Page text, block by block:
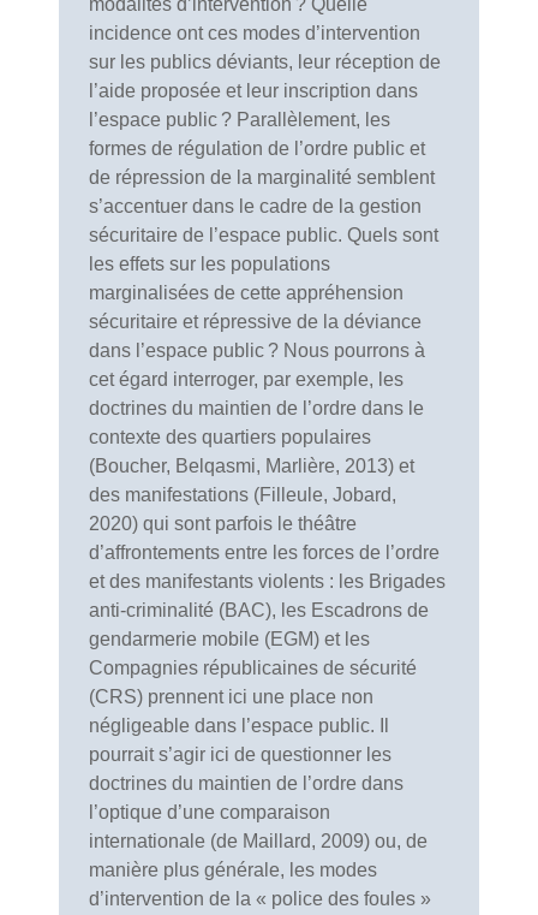
incidence ont ces modes d’intervention
sur les publics déviants, leur réception de
l’aide proposée et leur inscription dans
l’espace public ? Parallèlement, les
formes de régulation de l’ordre public et
de répression de la marginalité semblent
s’accentuer dans le cadre de la gestion
sécuritaire de l’espace public. Quels sont
les effets sur les populations
marginalisées de cette appréhension
sécuritaire et répressive de la déviance
dans l’espace public ? Nous pourrons à
cet égard interroger, par exemple, les
doctrines du maintien de l’ordre dans le
contexte des quartiers populaires
(Boucher, Belqasmi, Marlière, 2013) et
des manifestations (Filleule, Jobard,
2020) qui sont parfois le théâtre
d’affrontements entre les forces de l’ordre
et des manifestants violents : les Brigades
anti-criminalité (BAC), les Escadrons de
gendarmerie mobile (EGM) et les
Compagnies républicaines de sécurité
(CRS) prennent ici une place non
négligeable dans l’espace public. Il
pourrait s’agir ici de questionner les
doctrines du maintien de l’ordre dans
l’optique d’une comparaison
internationale (de Maillard, 2009) ou, de
manière plus générale, les modes
d’intervention de la « police des foules »